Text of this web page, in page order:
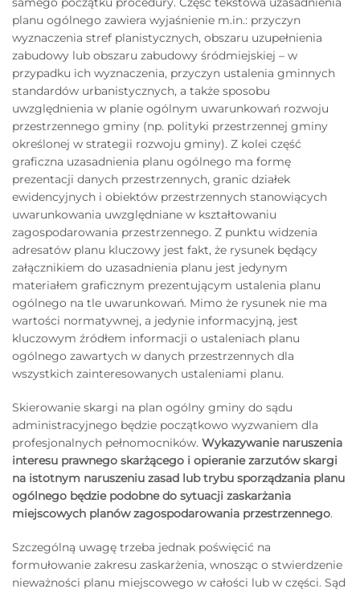
planu ogólnego zawiera wyjaśnienie m.in.: przyczyn
wyznaczenia stref planistycznych, obszaru uzupełnienia
zabudowy lub obszaru zabudowy śródmiejskiej – w
przypadku ich wyznaczenia, przyczyn ustalenia gminnych
standardów urbanistycznych, a także sposobu
uwzględnienia w planie ogólnym uwarunkowań rozwoju
przestrzennego gminy (np. polityki przestrzennej gminy
określonej w strategii rozwoju gminy). Z kolei część
graficzna uzasadnienia planu ogólnego ma formę
prezentacji danych przestrzennych, granic działek
ewidencyjnych i obiektów przestrzennych stanowiących
uwarunkowania uwzględniane w kształtowaniu
zagospodarowania przestrzennego. Z punktu widzenia
adresatów planu kluczowy jest fakt, że rysunek będący
załącznikiem do uzasadnienia planu jest jedynym
materiałem graficznym prezentującym ustalenia planu
ogólnego na tle uwarunkowań. Mimo że rysunek nie ma
wartości normatywnej, a jedynie informacyjną, jest
kluczowym źródłem informacji o ustaleniach planu
ogólnego zawartych w danych przestrzennych dla
wszystkich zainteresowanych ustaleniami planu.
Skierowanie skargi na plan ogólny gminy do sądu
administracyjnego będzie początkowo wyzwaniem dla
profesjonalnych pełnomocników. Wykazywanie naruszenia
interesu prawnego skarżącego i opieranie zarzutów skargi
na istotnym naruszeniu zasad lub trybu sporządzania planu
ogólnego będzie podobne do sytuacji zaskarżania
miejscowych planów zagospodarowania przestrzennego.
Szczególną uwagę trzeba jednak poświęcić na
formułowanie zakresu zaskarżenia, wnosząc o stwierdzenie
nieważności planu miejscowego w całości lub w części. Sąd